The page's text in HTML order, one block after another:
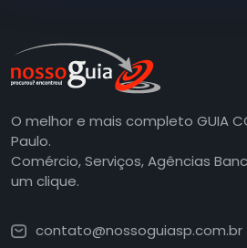
O melhor e mais completo GUIA
Paulo.
Comércio, Serviços, Agências
um clique.
contato@nossoguiasp.com.br